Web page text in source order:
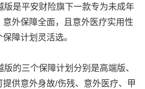
版是平安财险旗下一款专为未成年
外保障全面，且意外医疗实用性
障计划灵活选。
的三个保障计划分别是高端版、
供意外身故/伤残、意外医疗、甲